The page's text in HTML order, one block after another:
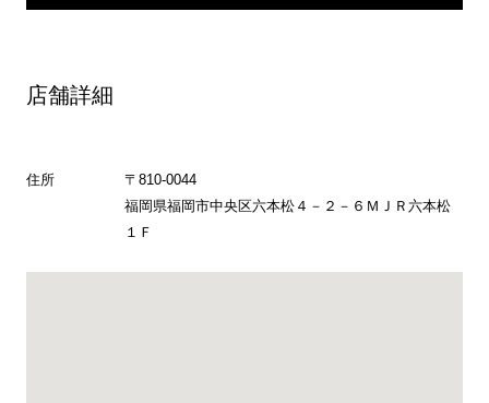
店舗詳細
住所
〒810-0044
福岡県福岡市中央区六本松４－２－６ＭＪＲ六本松
１Ｆ